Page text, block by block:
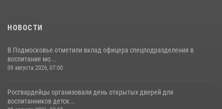
НОВОСТИ
В Подмосковье отметили вклад офицера спецподразделения в
воспитание мо...
09 августа 2026, 07:00
Росгвардейцы организовали день открытых дверей для
воспитанников детск...